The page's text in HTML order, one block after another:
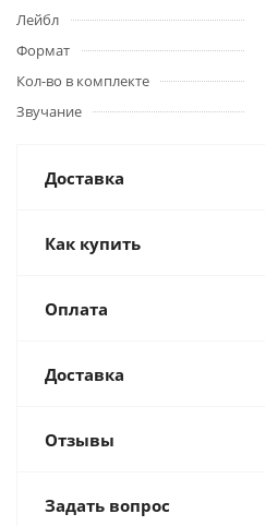
Лейбл
Формат
Кол-во в комплекте
Звучание
Доставка
Как купить
Оплата
Доставка
Отзывы
Задать вопрос